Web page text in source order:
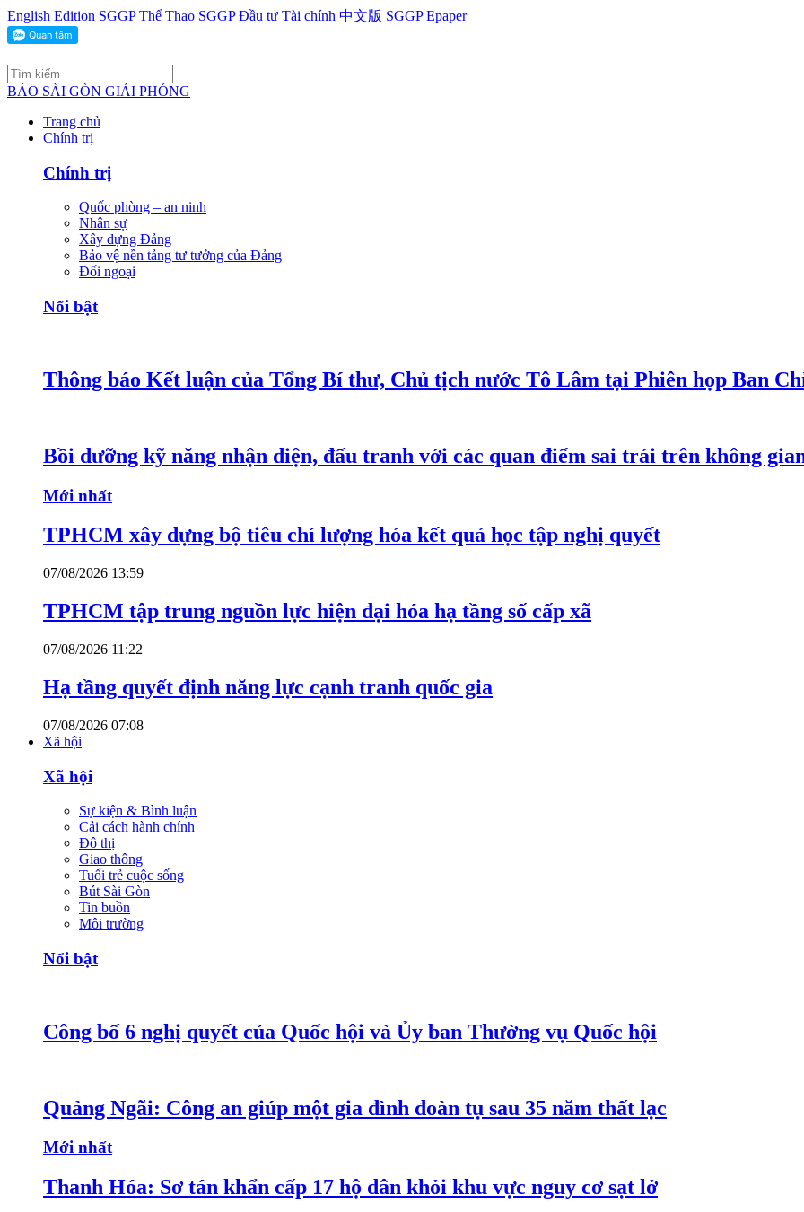
English Edition SGGP Thể Thao SGGP Đầu tư Tài chính 中文版 SGGP Epaper
BÁO SÀI GÒN GIẢI PHÓNG
Trang chủ
Chính trị
Chính trị
Quốc phòng – an ninh
Nhân sự
Xây dựng Đảng
Bảo vệ nền tảng tư tưởng của Đảng
Đối ngoại
Nổi bật
Thông báo Kết luận của Tổng Bí thư, Chủ tịch nước Tô Lâm tại Phiên họp Ban
Bồi dưỡng kỹ năng nhận diện, đấu tranh với các quan điểm sai trái trên không
Mới nhất
TPHCM xây dựng bộ tiêu chí lượng hóa kết quả học tập nghị quyết
07/08/2026 13:59
TPHCM tập trung nguồn lực hiện đại hóa hạ tầng số cấp xã
07/08/2026 11:22
Hạ tầng quyết định năng lực cạnh tranh quốc gia
07/08/2026 07:08
Xã hội
Xã hội
Sự kiện & Bình luận
Cải cách hành chính
Đô thị
Giao thông
Tuổi trẻ cuộc sống
Bút Sài Gòn
Tin buồn
Môi trường
Nổi bật
Công bố 6 nghị quyết của Quốc hội và Ủy ban Thường vụ Quốc hội
Quảng Ngãi: Công an giúp một gia đình đoàn tụ sau 35 năm thất lạc
Mới nhất
Thanh Hóa: Sơ tán khẩn cấp 17 hộ dân khỏi khu vực nguy cơ sạt lở